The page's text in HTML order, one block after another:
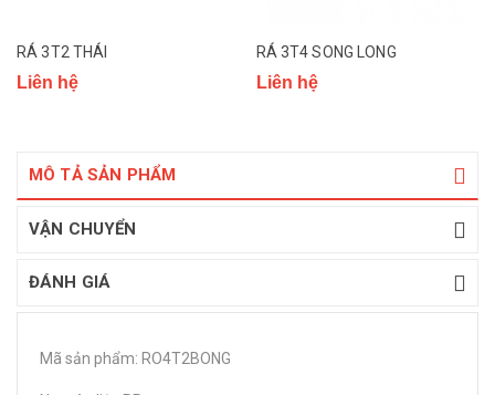
RÁ 3T2 THÁI
Liên hệ
RÁ 3T4 SONG LONG
Liên hệ
MÔ TẢ SẢN PHẨM
VẬN CHUYỂN
ĐÁNH GIÁ
Mã sản phẩm: RO4T2BONG